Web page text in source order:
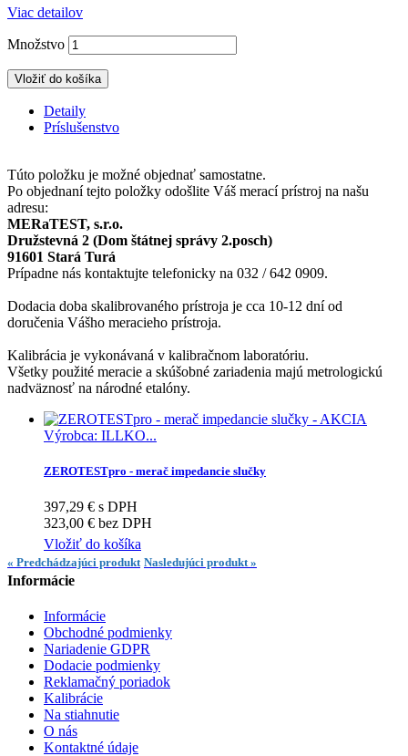
Viac detailov
Množstvo
Vložiť do košíka
Detaily
Príslušenstvo
Túto položku je možné objednať samostatne.
Po objednaní tejto položky odošlite Váš merací prístroj na našu
adresu:
MERaTEST, s.r.o.
Družstevná 2 (Dom štátnej správy 2.posch)
91601 Stará Turá
Prípadne nás kontaktujte telefonicky na 032 / 642 0909.
Dodacia doba skalibrovaného prístroja je cca 10-12 dní od
doručenia Vášho meracieho prístroja.
Kalibrácia je vykonávaná v kalibračnom laboratóriu.
Všetky použité meracie a skúšobné zariadenia majú metrologickú
nadväznosť na národné etalóny.
Výrobca: ILLKO...
ZEROTESTpro - merač impedancie slučky
397,29 € s DPH
323,00 € bez DPH
Vložiť do košíka
« Predchádzajúci produkt Nasledujúci produkt »
Informácie
Informácie
Obchodné podmienky
Nariadenie GDPR
Dodacie podmienky
Reklamačný poriadok
Kalibrácie
Na stiahnutie
O nás
Kontaktné údaje